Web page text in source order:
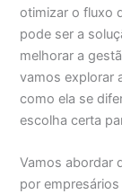
otimizar o fluxo
pode ser a
melhorar a
vamos explorar
como ela se
escolha certa
Vamos abordar
por